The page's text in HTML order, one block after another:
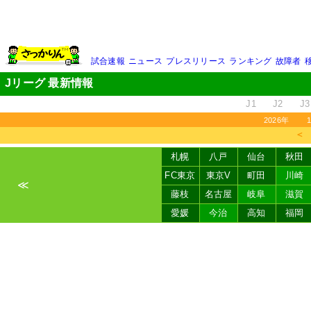
試合速報 ニュース プレスリリース ランキング 故障者
Jリーグ 最新情報
J1 J2 J3
2026年
＜
≪
札幌 八戸 仙台
秋田
FC東京
東京V 町田
川崎
藤枝
名古屋 岐阜
滋賀
愛媛
今治 高知 福岡